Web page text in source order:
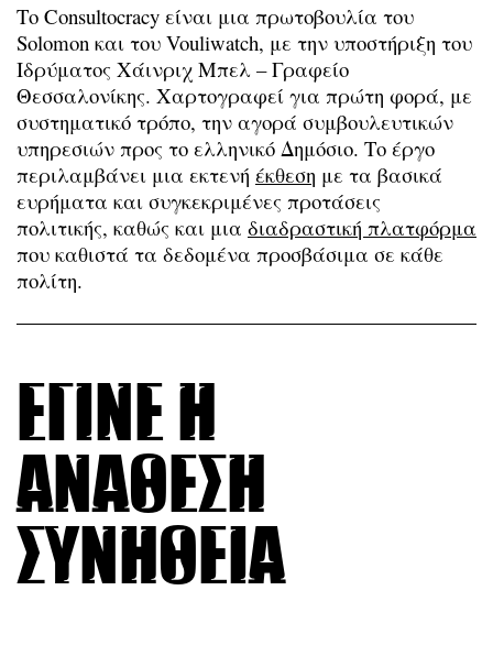
Το Consultocracy είναι μια πρωτοβουλία του
Solomon και του Vouliwatch, με την υποστήριξη του
Ιδρύματος Χάινριχ Μπελ – Γραφείο
Θεσσαλονίκης. Χαρτογραφεί για πρώτη φορά, με
συστηματικό τρόπο, την αγορά συμβουλευτικών
υπηρεσιών προς το ελληνικό Δημόσιο. Το έργο
περιλαμβάνει μια εκτενή έκθεση με τα βασικά
ευρήματα και συγκεκριμένες προτάσεις
πολιτικής, καθώς και μια διαδραστική πλατφόρμα
που καθιστά τα δεδομένα προσβάσιμα σε κάθε
πολίτη.
Έγινε η
ανάθεση
συνήθεια